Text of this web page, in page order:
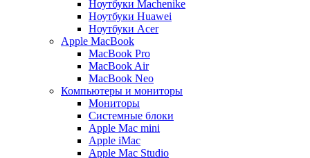
Ноутбуки Machenike
Ноутбуки Huawei
Ноутбуки Acer
Apple MacBook
MacBook Pro
MacBook Air
MacBook Neo
Компьютеры и мониторы
Мониторы
Системные блоки
Apple Mac mini
Apple iMac
Apple Mac Studio